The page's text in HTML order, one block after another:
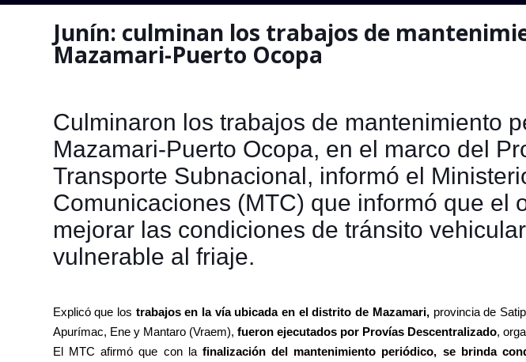
Junín: culminan los trabajos de
Mazamari-Puerto Ocopa
Culminaron los trabajos de mantenimiento
Mazamari-Puerto Ocopa, en el marco del
Transporte Subnacional, informó el
Comunicaciones (MTC) que informó que el
mejorar las condiciones de tránsito
vulnerable al friaje.
Explicó que los trabajos en la vía ubicada en el distrito de Mazamari,provincia de
Apurímac, Ene y Mantaro (Vraem), fueron ejecutados por Provías Descentralizado,
El MTC afirmó que con lafinalización del mantenimiento periódico, se brinda